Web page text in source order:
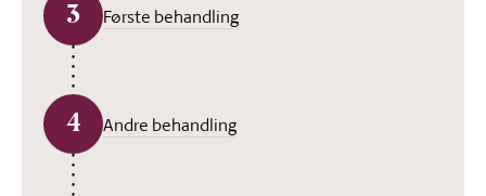
3 Første behandling
4 Andre behandling